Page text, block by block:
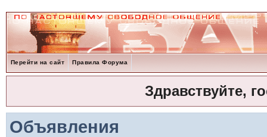
Перейти на сайт Правила Форума
Здравствуйте,
Объявления